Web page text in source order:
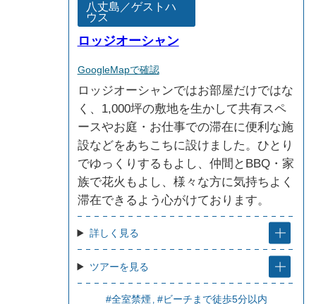
八丈島／ゲストハ
ウス
ロッジオーシャン
GoogleMapで確認
ロッジオーシャンではお部屋だけではな
く、1,000坪の敷地を生かして共有スペ
ースやお庭・お仕事での滞在に便利な施
設などをあちこちに設けました。ひとり
でゆっくりするもよし、仲間とBBQ・家
族で花火もよし、様々な方に気持ちよく
滞在できるよう心がけております。
詳しく見る
ツアーを見る
#全室禁煙 #ビーチまで徒歩5分以内